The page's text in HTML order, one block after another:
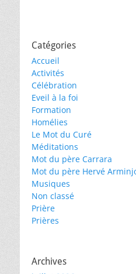
Catégories
Accueil
Activités
Célébration
Eveil à la foi
Formation
Homélies
Le Mot du Curé
Méditations
Mot du père Carrara
Mot du père Hervé
Musiques
Non classé
Prière
Prières
Archives